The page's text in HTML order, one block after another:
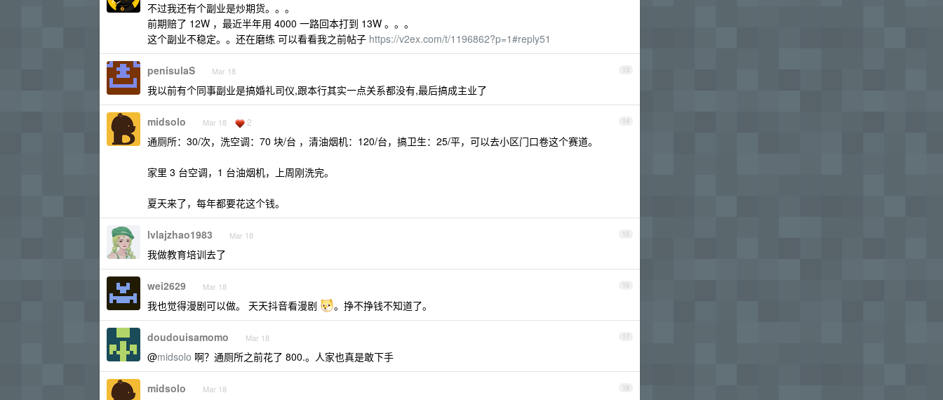
不过我还有个副业是炒期货。。。
前期赔了 12W ，最近半年用 4000 一路回本打到 13W 。。。
这个副业不稳定。。还在磨练 可以看看我之前帖子 https://v2ex.com/t/1196862?p=1#reply51
13
penisulaS Mar 18
我以前有个同事副业是搞婚礼司仪,跟本行其实一点关系都没有,最后搞成主业了
14
midsolo Mar 18 2
通厕所：30/次，洗空调：70 块/台 ，清油烟机：120/台，搞卫生：25/平，可以去小区门口卷这个赛道。
家里 3 台空调，1 台油烟机，上周刚洗完。
夏天来了，每年都要花这个钱。
15
lvlajzhao1983 Mar 18
我做教育培训去了
16
wei2629 Mar 18
我也觉得漫剧可以做。 天天抖音看漫剧 。挣不挣钱不知道了。
17
doudouisamomo Mar 18
@midsolo 啊？通厕所之前花了 800.。人家也真是敢下手
18
midsolo Mar 18